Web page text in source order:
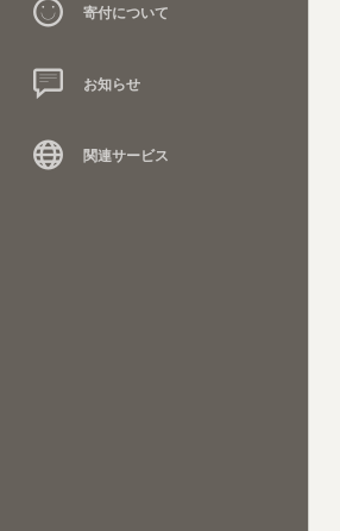
寄付について
お知らせ
関連サービス